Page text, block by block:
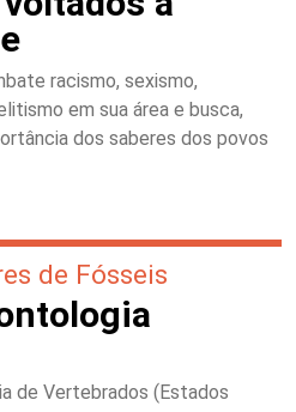
racismo, sexismo,
em sua área e busca,
dos saberes dos povos
de Fósseis
de Vertebrados (Estados